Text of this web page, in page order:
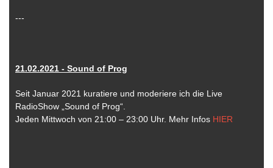
---
21.02.2021 - Sound of Prog
Seit Januar 2021 kuratiere und moderiere ich die Live
RadioShow „Sound of Prog“.
Jeden Mittwoch von 21:00 – 23:00 Uhr. Mehr Infos HIER